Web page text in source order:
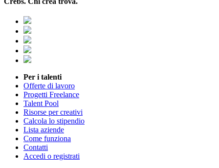
Per i talenti
Offerte di lavoro
Progetti Freelance
Talent Pool
Risorse per creativi
Calcola lo stipendio
Lista aziende
Come funziona
Contatti
Accedi o registrati